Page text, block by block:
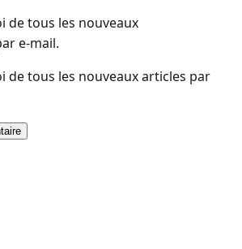
de tous les nouveaux
e-mail.
de tous les nouveaux articles par